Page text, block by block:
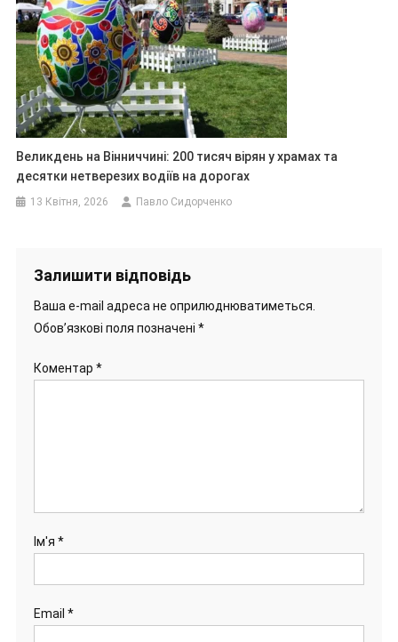
Великдень на Вінниччині: 200 тисяч вірян у храмах та
десятки нетверезих водіїв на дорогах
13 Квітня, 2026 Павло Сидорченко
Залишити відповідь
Ваша e-mail адреса не оприлюднюватиметься.
Обов’язкові поля позначені *
Коментар *
Ім'я *
Email *